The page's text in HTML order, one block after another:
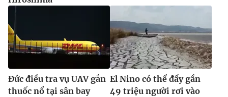
Đức điều tra vụ UAV gắn
thuốc nổ tại sân bay
El Nino có thể đẩy gần
49 triệu người rơi vào